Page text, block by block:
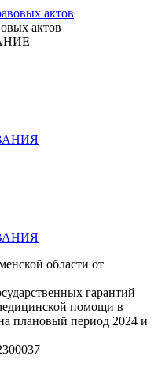
актов
области от
гарантий
помощи в
плановый период 2024 и